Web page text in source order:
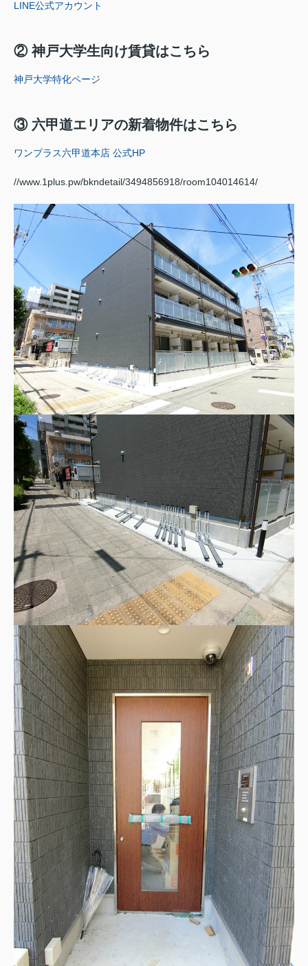
LINE公式アカウント
② 神戸大学生向け賃貸はこちら
神戸大学特化ページ
③ 六甲道エリアの新着物件はこちら
ワンプラス六甲道本店 公式HP
//www.1plus.pw/bkndetail/3494856918/room104014614/